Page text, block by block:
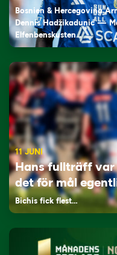
Bosnien & Hercegovina
Dennis Hadžikadunić —
Elfenbenskusten…
11 JUNI
Hans fullträff var
det för mål
Bichis fick flest…